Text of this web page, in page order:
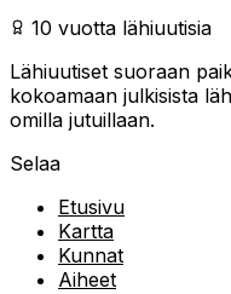
10 vuotta lähiuutisia
Lähiuutiset suoraan
kokoamaan julkisista
omilla jutuillaan.
Selaa
Etusivu
Kartta
Kunnat
Aiheet